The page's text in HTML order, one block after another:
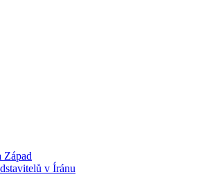
Západ
v Íránu